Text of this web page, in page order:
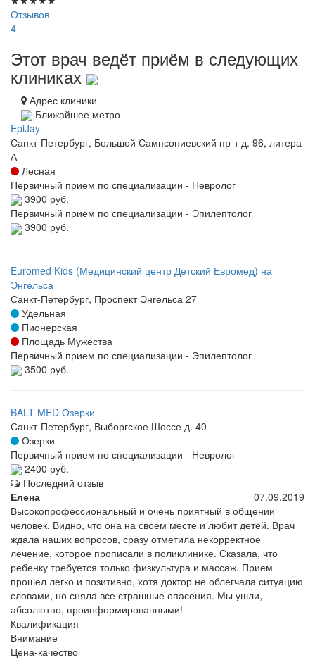
Отзывов
4
Этот врач ведёт приём в следующих
клиниках
Адрес клиники
Ближайшее метро
EpiJay
Санкт-Петербург, Большой Сампсониевский пр-т д. 96, литера
А
Лесная
Первичный прием по специализации - Невролог
3900 руб.
Первичный прием по специализации - Эпилептолог
3900 руб.
Euromed Kids (Медицинский центр Детский Евромед) на
Энгельса
Санкт-Петербург, Проспект Энгельса 27
Удельная
Пионерская
Площадь Мужества
Первичный прием по специализации - Эпилептолог
3500 руб.
BALT MED Озерки
Санкт-Петербург, Выборгское Шоссе д. 40
Озерки
Первичный прием по специализации - Невролог
2400 руб.
Последний отзыв
Елена
07.09.2019
Высокопрофессиональный и очень приятный в общении
человек. Видно, что она на своем месте и любит детей. Врач
ждала наших вопросов, сразу отметила некорректное
лечение, которое прописали в поликлинике. Сказала, что
ребенку требуется только физкультура и массаж. Прием
прошел легко и позитивно, хотя доктор не облегчала ситуацию
словами, но сняла все страшные опасения. Мы ушли,
абсолютно, проинформированными!
Квалификация
Внимание
Цена-качество